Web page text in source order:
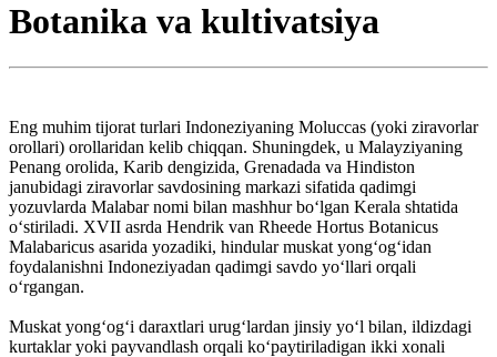
Botanika va kultivatsiya
Eng muhim tijorat turlari Indoneziyaning Moluccas (yoki ziravorlar
orollari) orollaridan kelib chiqqan. Shuningdek, u Malayziyaning
Penang orolida, Karib dengizida, Grenadada va Hindiston
janubidagi ziravorlar savdosining markazi sifatida qadimgi
yozuvlarda Malabar nomi bilan mashhur boʻlgan Kerala shtatida
oʻstiriladi. XVII asrda Hendrik van Rheede Hortus Botanicus
Malabaricus asarida yozadiki, hindular muskat yongʻogʻidan
foydalanishni Indoneziyadan qadimgi savdo yoʻllari orqali
oʻrgangan.
Muskat yongʻogʻi daraxtlari urugʻlardan jinsiy yoʻl bilan, ildizdagi
kurtaklar yoki payvandlash orqali koʻpaytiriladigan ikki xonali